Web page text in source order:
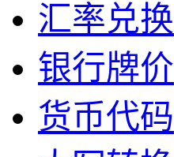
汇率兑换
银行牌价
货币代码